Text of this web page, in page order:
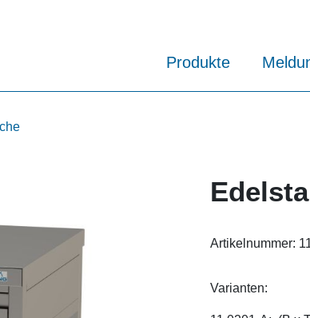
Produkte
Artikelnummer:
Varianten: